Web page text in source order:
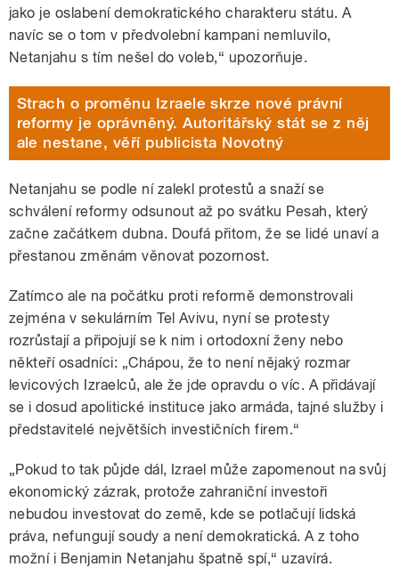
jako je oslabení demokratického charakteru státu. A
navíc se o tom v předvolební kampani nemluvilo,
Netanjahu s tím nešel do voleb,“ upozorňuje.
Strach o proměnu Izraele skrze nové právní
reformy je oprávněný. Autoritářský stát se z něj
ale nestane, věří publicista Novotný
Netanjahu se podle ní zalekl protestů a snaží se
schválení reformy odsunout až po svátku Pesah, který
začne začátkem dubna. Doufá přitom, že se lidé unaví a
přestanou změnám věnovat pozornost.
Zatímco ale na počátku proti reformě demonstrovali
zejména v sekulárním Tel Avivu, nyní se protesty
rozrůstají a připojují se k nim i ortodoxní ženy nebo
někteří osadníci: „Chápou, že to není nějaký rozmar
levicových Izraelců, ale že jde opravdu o víc. A přidávají
se i dosud apolitické instituce jako armáda, tajné služby i
představitelé největších investičních firem.“
„Pokud to tak půjde dál, Izrael může zapomenout na svůj
ekonomický zázrak, protože zahraniční investoři
nebudou investovat do země, kde se potlačují lidská
práva, nefungují soudy a není demokratická. A z toho
možní i Benjamin Netanjahu špatně spí,“ uzavírá.